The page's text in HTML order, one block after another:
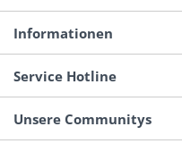
Informationen
Service Hotline
Unsere Communitys